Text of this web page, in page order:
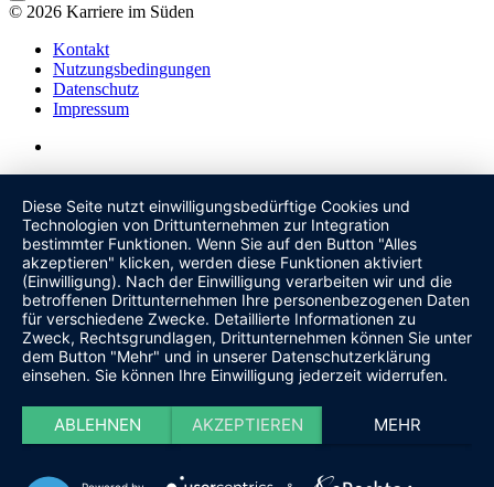
© 2026 Karriere im Süden
Kontakt
Nutzungsbedingungen
Datenschutz
Impressum
Diese Seite nutzt einwilligungsbedürftige Cookies und
Technologien von Drittunternehmen zur Integration
bestimmter Funktionen. Wenn Sie auf den Button "Alles
akzeptieren" klicken, werden diese Funktionen aktiviert
(Einwilligung). Nach der Einwilligung verarbeiten wir und die
betroffenen Drittunternehmen Ihre personenbezogenen Daten
für verschiedene Zwecke. Detaillierte Informationen zu
Zweck, Rechtsgrundlagen, Drittunternehmen können Sie unter
dem Button "Mehr" und in unserer Datenschutzerklärung
einsehen. Sie können Ihre Einwilligung jederzeit widerrufen.
ABLEHNEN AKZEPTIEREN MEHR